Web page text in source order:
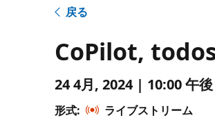
戻る
CoPilot,
24 4月, 2024 | 10:00 午
形式:
ライブストリーム